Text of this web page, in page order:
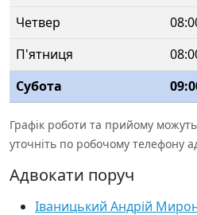
Четвер
П'ятниця
Субота
Графік роботи та прийому
уточніть по робочому телефону
Адвокати поруч
Іваницький Андрій